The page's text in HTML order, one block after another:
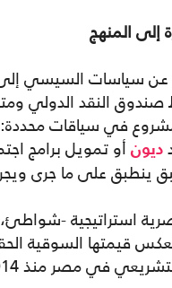
إلى المنهج
سياسات السيسي إلى
النقد الدولي
في سياقات محددة:
ديون أو تمويل برامج
ينطبق على ما جرى
استراتيجية -
قيمتها السوقية
لا يعدو كونه آلة توثيق لقرارات سبق اتخاذها.